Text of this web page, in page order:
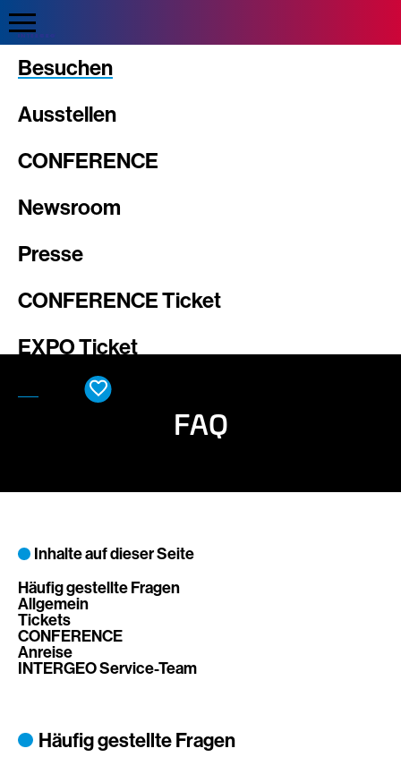
Besuchen
Ausstellen
CONFERENCE
Newsroom
Presse
CONFERENCE Ticket
EXPO Ticket
FAQ
Inhalte auf dieser Seite
Häufig gestellte Fragen
Allgemein
Tickets
CONFERENCE
Anreise
INTERGEO Service-Team
Häufig gestellte Fragen